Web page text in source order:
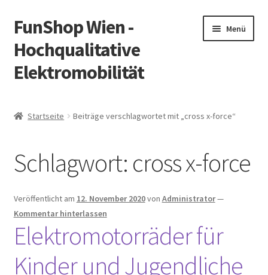
Zur
Navigation
springen
Zum
Inhalt
springen
FunShop Wien -
Hochqualitative
Elektromobilität
Menü
öffnen
Vorsicht Internetbetrug
öffnen
Über FunShop
Impressum
Zum Onlineshop in der Web Version
Startseite Beiträge verschlagwortet mit „cross x-force“
Schlagwort: cross x-force
Veröffentlicht am 12. November 2020von Administrator—
Kommentar hinterlassen
Elektromotorräder für
Kinder und Jugendliche